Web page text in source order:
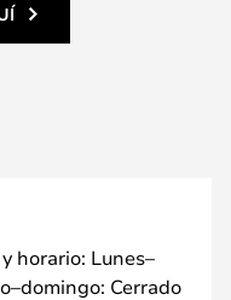
horario: Lunes–
Cerrado